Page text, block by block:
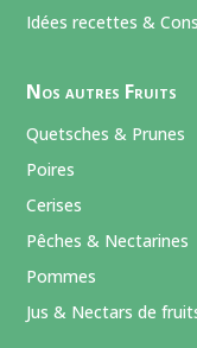
Idées recettes &
Nos autres Fruits
Quetsches & Prunes
Poires
Cerises
Pêches & Nectarines
Pommes
Jus & Nectars de